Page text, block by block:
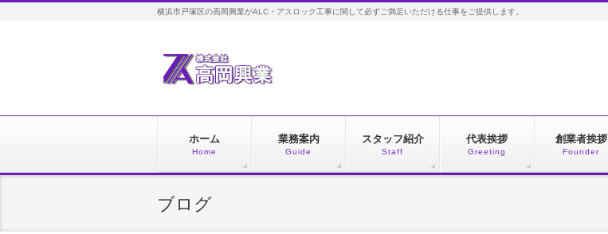
横浜市戸塚区の高岡興業がALC・アスロック工事に関して必ずご満足いただける仕事をご提供します。
ホーム
Home
業務案内
Guide
スタッフ紹介
Staff
代表挨拶
Greeting
創業者挨拶
Founder
ブログ